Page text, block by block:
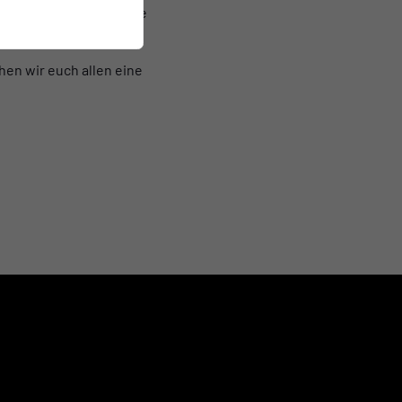
Intensität und Energie
entwickeln.
wir euch allen eine